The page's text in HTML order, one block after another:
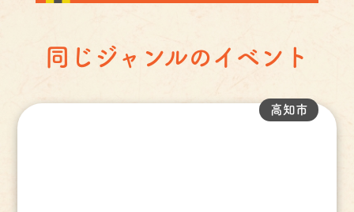
同じジャンルのイベント
高知市